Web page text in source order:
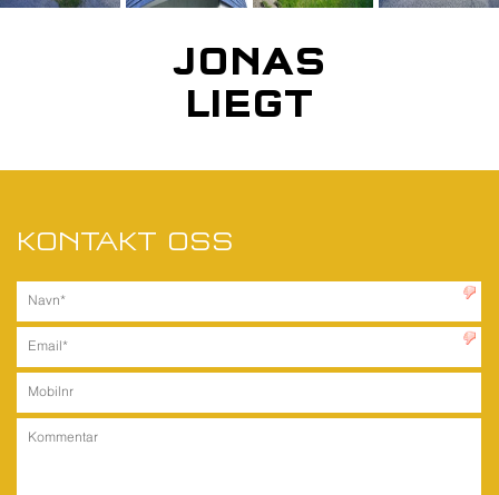
JONAS
LIEGT
KONTAKT OSS